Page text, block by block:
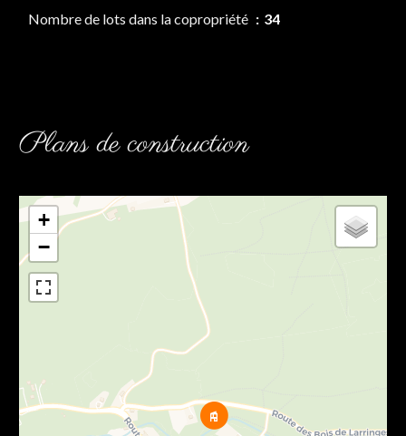
Nombre de lots dans la copropriété 34
Plans de construction
+
−